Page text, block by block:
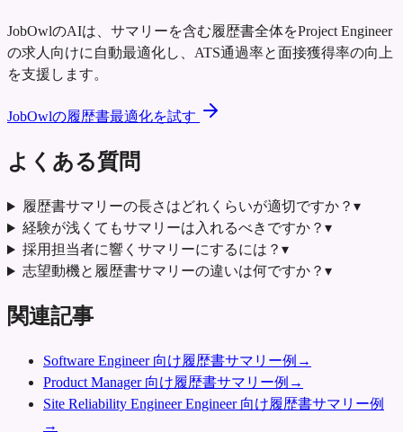
JobOwlのAIは、サマリーを含む履歴書全体をProject Engineer
の求人向けに自動最適化し、ATS通過率と面接獲得率の向上
を支援します。
JobOwlの履歴書最適化を試す
よくある質問
履歴書サマリーの長さはどれくらいが適切ですか？ ▾
経験が浅くてもサマリーは入れるべきですか？ ▾
採用担当者に響くサマリーにするには？ ▾
志望動機と履歴書サマリーの違いは何ですか？ ▾
関連記事
Software Engineer 向け履歴書サマリー例 →
Product Manager 向け履歴書サマリー例 →
Site Reliability Engineer Engineer 向け履歴書サマリー例
→